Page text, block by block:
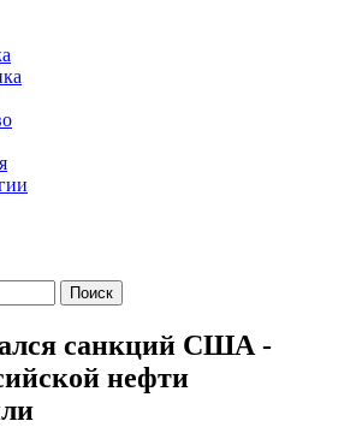
Поиск
санкций США -
нефти